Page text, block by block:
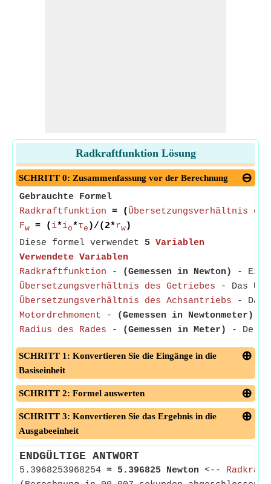
Radkraftfunktion Lösung
SCHRITT 0: Zusammenfassung vor der Berechnung
Gebrauchte Formel
Radkraftfunktion = ( Übersetzungsverhältnis
Fw = ( i*io*τe )/(2*rw )
Diese formel verwendet 5 Variablen
Verwendete Variablen
Radkraftfunktion - (Gemessen in Newton)
- Eine
Übersetzungsverhältnis des Getriebes - Das
Übersetzungsverhältnis des Achsantriebs - Das
Motordrehmoment - (Gemessen in Newtonmeter)
Radius des Rades - (Gemessen in Meter) - Der
SCHRITT 1: Konvertieren Sie die Eingänge in die
Basiseinheit
SCHRITT 2: Formel auswerten
SCHRITT 3: Konvertieren Sie das Ergebnis in die
Ausgabeeinheit
ENDGÜLTIGE ANTWORT
5.3968253968254 ≈ 5.396825 Newton <--